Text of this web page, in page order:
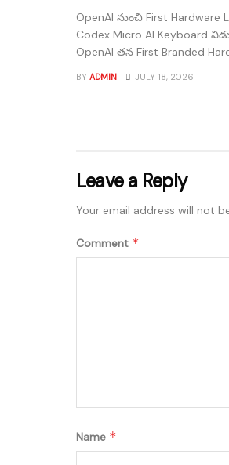
OpenAI నుంచి First Hardware
Codex Micro AI Keyboard
OpenAI తన First Branded
BY ADMIN JULY 18, 2026
Leave a Reply
Your email address will not
Comment *
Name *